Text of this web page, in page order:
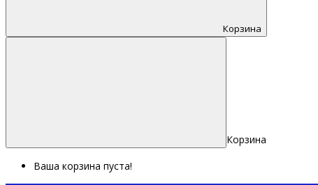
Корзина
Корзина
Ваша корзина пуста!